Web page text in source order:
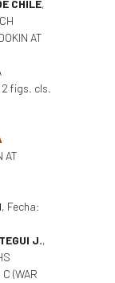
CHILE,
AT
figs. cls.
AT
, Fecha:
J.,
C (WAR